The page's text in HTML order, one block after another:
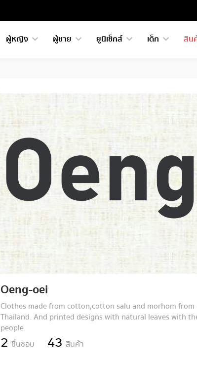
ผู้หญิง ผู้ชาย ยูนิเซ็กส์ เด็ก สิน
Oeng-oei
Clothes made from cotton,cotton salu and morhom
Thailand. And printed designs with natural leaves with
people.
2 ชื่นชอบ 43 สินค้า